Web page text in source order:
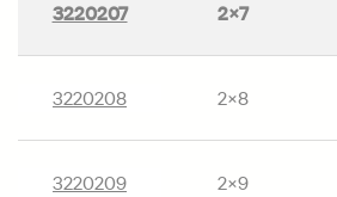
3220207 2×7
3220208 2×8
3220209 2×9